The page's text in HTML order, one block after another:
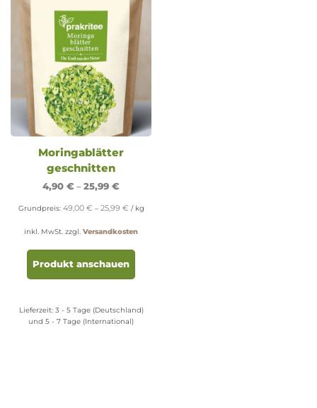
Moringablätter
geschnitten
4,90 €–25,99 €
Grundpreis: 49,00 € – 25,99 € / kg
inkl. MwSt. zzgl. Versandkosten
Produkt anschauen
weist
Lieferzeit: 3 - 5 Tage (Deutschland)
und 5 - 7 Tage (International)